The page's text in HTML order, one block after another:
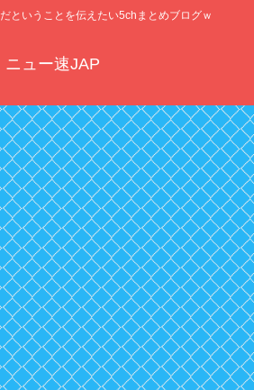
ということを伝えたい5chまとめブログｗ
ニュー速JAP